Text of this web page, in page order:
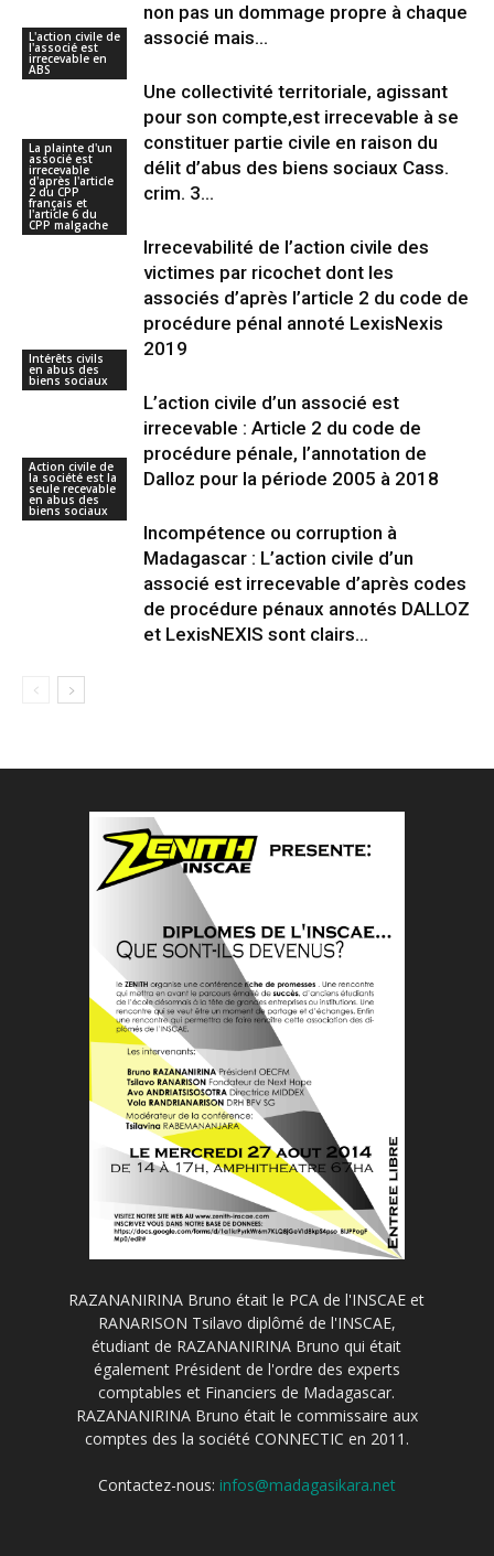
non pas un dommage propre à chaque
associé mais...
L'action civile de
l'associé est
irrecevable en
ABS
Une collectivité territoriale, agissant
pour son compte,est irrecevable à se
constituer partie civile en raison du
délit d’abus des biens sociaux Cass.
crim. 3...
La plainte d'un
associé est
irrecevable
d'après l'article
2 du CPP
français et
l'article 6 du
CPP malgache
Irrecevabilité de l’action civile des
victimes par ricochet dont les
associés d’après l’article 2 du code de
procédure pénal annoté LexisNexis
2019
Intérêts civils
en abus des
biens sociaux
L’action civile d’un associé est
irrecevable : Article 2 du code de
procédure pénale, l’annotation de
Dalloz pour la période 2005 à 2018
Action civile de
la société est la
seule recevable
en abus des
biens sociaux
Incompétence ou corruption à
Madagascar : L’action civile d’un
associé est irrecevable d’après codes
de procédure pénaux annotés DALLOZ
et LexisNEXIS sont clairs...
RAZANANIRINA Bruno était le PCA de l'INSCAE et
RANARISON Tsilavo diplômé de l'INSCAE,
étudiant de RAZANANIRINA Bruno qui était
également Président de l'ordre des experts
comptables et Financiers de Madagascar.
RAZANANIRINA Bruno était le commissaire aux
comptes des la société CONNECTIC en 2011.
Contactez-nous: infos@madagasikara.net